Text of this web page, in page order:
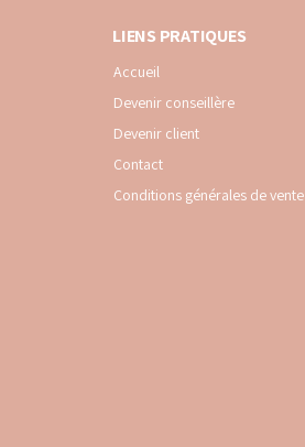
LIENS PRATIQUES
Accueil
Devenir conseillère
Devenir client
Contact
Conditions générales de vente